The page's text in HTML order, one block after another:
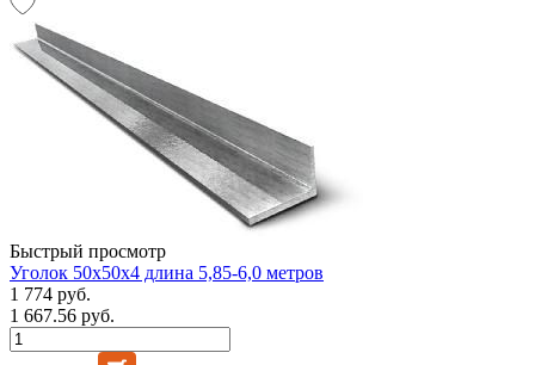
Быстрый просмотр
Уголок 50х50х4 длина 5,85-6,0 метров
1 774 руб.
1 667.56 руб.